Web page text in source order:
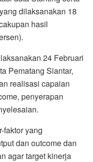
dilaksanakan 18
hasil
24 Februari
Pematang Siantar,
realisasi capaian
penyerapan
faktor yang
dan outcome dan
agar target kinerja